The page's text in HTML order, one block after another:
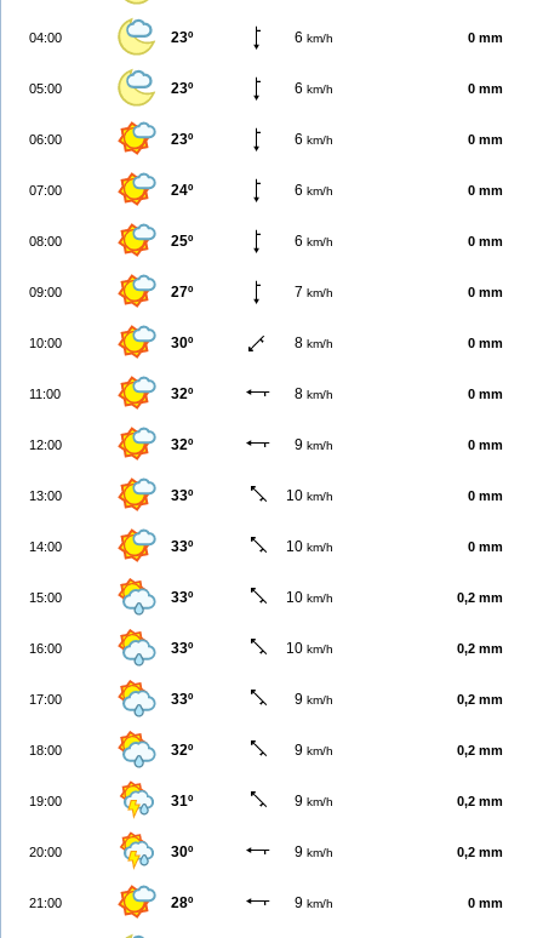
04:00 23º 6 km/h 0 mm
05:00 23º 6 km/h 0 mm
06:00 23º 6 km/h 0 mm
07:00 24º 6 km/h 0 mm
08:00 25º 6 km/h 0 mm
09:00 27º 7 km/h 0 mm
10:00 30º 8 km/h 0 mm
11:00 32º 8 km/h 0 mm
12:00 32º 9 km/h 0 mm
13:00 33º 10 km/h 0 mm
14:00 33º 10 km/h 0 mm
15:00 33º 10 km/h 0,2 mm
16:00 33º 10 km/h 0,2 mm
17:00 33º 9 km/h 0,2 mm
18:00 32º 9 km/h 0,2 mm
19:00 31º 9 km/h 0,2 mm
20:00 30º 9 km/h 0,2 mm
21:00 28º 9 km/h 0 mm